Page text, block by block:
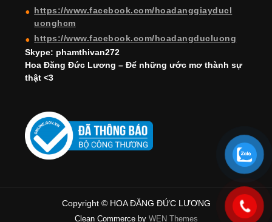
https://www.facebook.com/hoadanggiayducl
uonghcm
https://www.facebook.com/hoadangducluong
Skype: phamthivan272
Hoa Đăng Đức Lương – Để những ước mơ thành sự
thật <3
Copyright © HOA ĐĂNG ĐỨC LƯƠNG
Clean Commerce by WEN Themes